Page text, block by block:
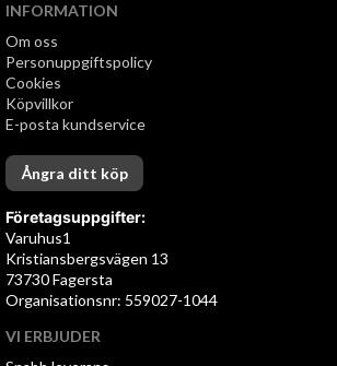
INFORMATION
Om oss
Personuppgiftspolicy
Cookies
Köpvillkor
E-posta kundservice
Ångra ditt köp
Företagsuppgifter:
Varuhus1
Kristiansbergsvägen 13
73730 Fagersta
Organisationsnr: 559027-1044
VI ERBJUDER